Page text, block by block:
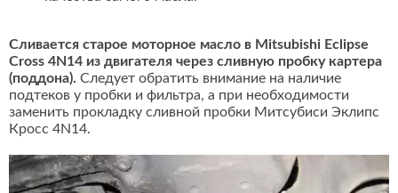
Сливается старое моторное масло в Mitsubishi Eclipse
Cross 4N14 из двигателя через сливную пробку картера
(поддона). Следует обратить внимание на наличие
подтеков у пробки и фильтра, а при необходимости
заменить прокладку сливной пробки Митсубиси Эклипс
Кросс 4N14.